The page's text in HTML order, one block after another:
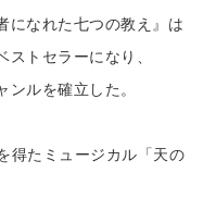
になれた七つの教え』は
トセラーになり、
ンルを確立した。
得たミュージカル「天の